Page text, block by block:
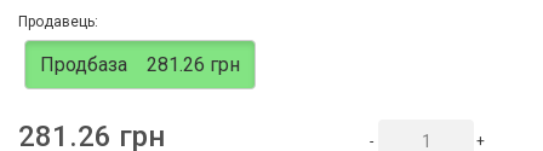
Продавець:
Продбаза 281.26 грн
281.26 грн - +